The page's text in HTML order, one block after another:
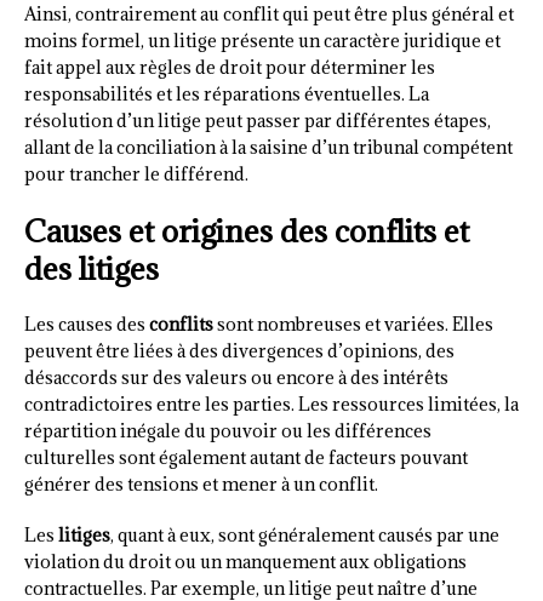
Ainsi, contrairement au conflit qui peut être plus général et
moins formel, un litige présente un caractère juridique et
fait appel aux règles de droit pour déterminer les
responsabilités et les réparations éventuelles. La
résolution d’un litige peut passer par différentes étapes,
allant de la conciliation à la saisine d’un tribunal compétent
pour trancher le différend.
Causes et origines des conflits et
des litiges
Les causes des conflitssont nombreuses et variées. Elles
peuvent être liées à des divergences d’opinions, des
désaccords sur des valeurs ou encore à des intérêts
contradictoires entre les parties. Les ressources limitées, la
répartition inégale du pouvoir ou les différences
culturelles sont également autant de facteurs pouvant
générer des tensions et mener à un conflit.
Les litiges, quant à eux, sont généralement causés par une
violation du droit ou un manquement aux obligations
contractuelles. Par exemple, un litige peut naître d’une